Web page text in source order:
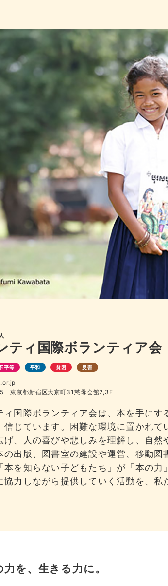
ティ国際ボランティア会
平等 平和 貧困 災害
東京都新宿区大京町31慈母会館2,3F
ィ国際ボランティア会は、本を手に
信じています。困難な環境に置かれて
げ、人の喜びや悲しみを理解し、自
の出版、図書室の建設や運営、移動
本を知らない子どもたち」が「本の
協力しながら提供していく活動を、
力を、生きる力に。